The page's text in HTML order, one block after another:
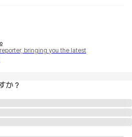
bringing you the latest
か？